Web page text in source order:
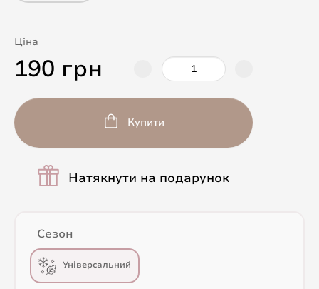
Ціна
190 грн
Купити
Натякнути на подарунок
Сезон
Універсальний